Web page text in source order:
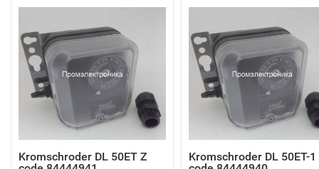
Kromschroder DL 50ET Z
Kromschroder DL 50ET-1